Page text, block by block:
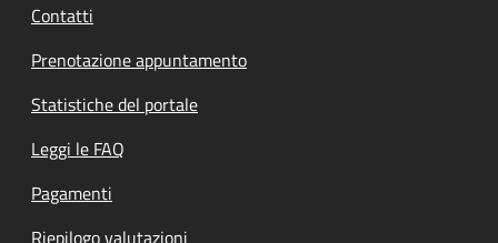
Contatti
Prenotazione appuntamento
Statistiche del portale
Leggi le FAQ
Pagamenti
Riepilogo valutazioni